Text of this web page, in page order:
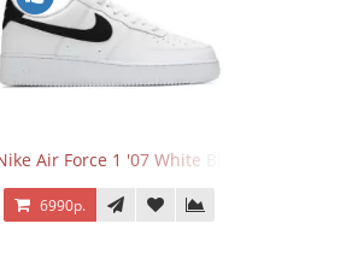
Air Force 1 '07 White Black
6990р.